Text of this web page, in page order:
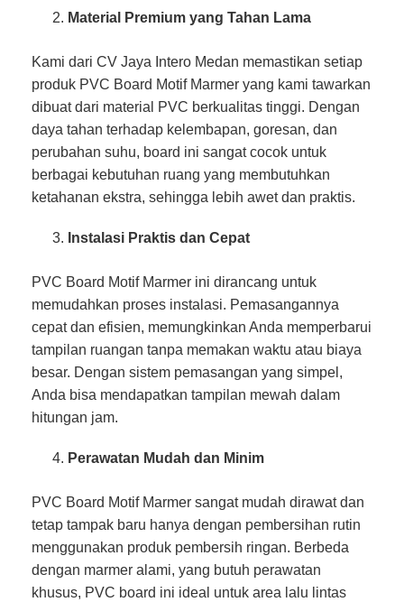
Material Premium yang Tahan Lama
Kami dari CV Jaya Intero Medan memastikan setiap
produk PVC Board Motif Marmer yang kami tawarkan
dibuat dari material PVC berkualitas tinggi. Dengan
daya tahan terhadap kelembapan, goresan, dan
perubahan suhu, board ini sangat cocok untuk
berbagai kebutuhan ruang yang membutuhkan
ketahanan ekstra, sehingga lebih awet dan praktis.
Instalasi Praktis dan Cepat
PVC Board Motif Marmer ini dirancang untuk
memudahkan proses instalasi. Pemasangannya
cepat dan efisien, memungkinkan Anda memperbarui
tampilan ruangan tanpa memakan waktu atau biaya
besar. Dengan sistem pemasangan yang simpel,
Anda bisa mendapatkan tampilan mewah dalam
hitungan jam.
Perawatan Mudah dan Minim
PVC Board Motif Marmer sangat mudah dirawat dan
tetap tampak baru hanya dengan pembersihan rutin
menggunakan produk pembersih ringan. Berbeda
dengan marmer alami, yang butuh perawatan
khusus, PVC board ini ideal untuk area lalu lintas